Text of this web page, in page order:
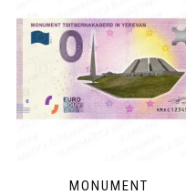
MONUMENT